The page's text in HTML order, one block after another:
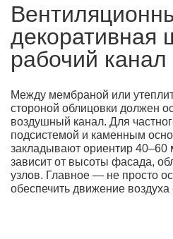
декоративная
рабочий канал
Между мембраной или
стороной облицовки должен
воздушный канал. Для
подсистемой и каменным
закладывают ориентир 40–60
зависит от высоты фасада,
узлов. Главное — не просто
обеспечить движение воздуха